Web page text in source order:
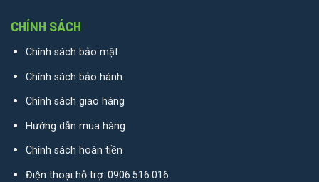
CHÍNH SÁCH
Chính sách bảo mật
Chính sách bảo hành
Chính sách giao hàng
Hướng dẫn mua hàng
Chính sách hoàn tiền
Điện thoại hỗ trợ: 0906.516.016